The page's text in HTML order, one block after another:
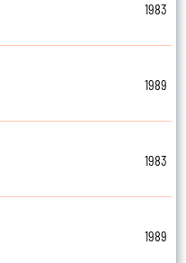
1983
1989
1983
1989